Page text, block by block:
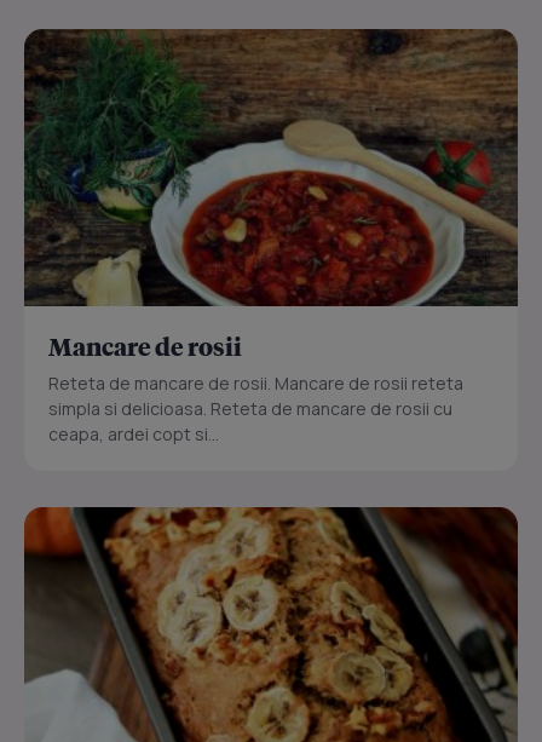
Mancare de rosii
Reteta de mancare de rosii. Mancare de rosii reteta
simpla si delicioasa. Reteta de mancare de rosii cu
ceapa, ardei copt si...